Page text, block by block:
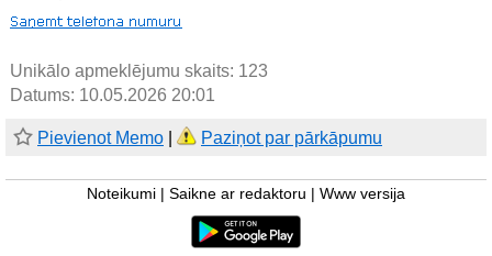
Unikālo apmeklējumu skaits: 123
Datums: 10.05.2026 20:01
Pievienot Memo Paziņot par pārkāpumu
Noteikumi Saikne ar redaktoru Www versija